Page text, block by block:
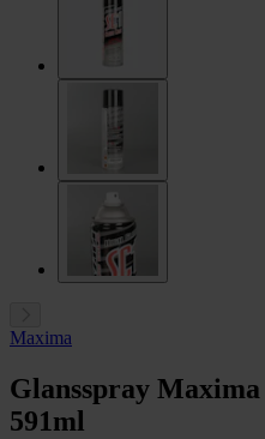
Maxima
Glansspray
591ml